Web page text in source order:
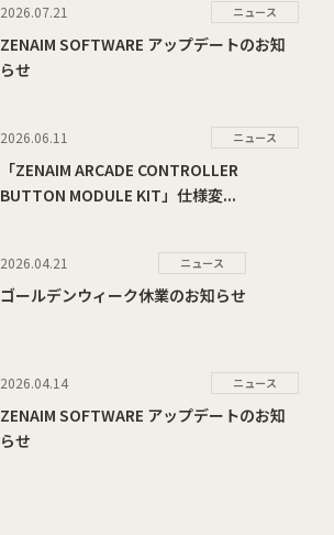
2026.07.21 ニュース
ZENAIM SOFTWARE アップデートのお知
らせ
2026.06.11 ニュース
「ZENAIM ARCADE CONTROLLER
BUTTON MODULE KIT」仕様変...
2026.04.21 ニュース
ゴールデンウィーク休業のお知らせ
2026.04.14 ニュース
ZENAIM SOFTWARE アップデートのお知
らせ